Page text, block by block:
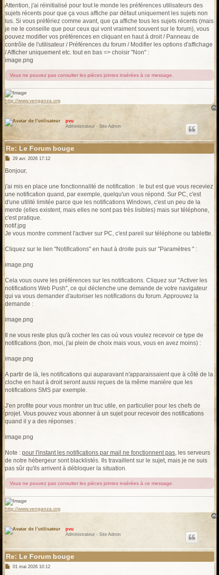
s
s
a
g
e
Attention, j'ai réinitialisé pour tout le monde les préférences utilisateurs des
sujets récents pour que ça vous affiche par défaut uniquement les sujets non
lus. Si vous préfériez comme avant, que ça affiche tous les sujets récents (mais
je ne le conseille que pour ceux qui vont vraiment souvent sur le forum), vous
pouvez modifier vos préférences en cliquant en haut à droit / Panneau de
contrôle de l'utilisateur / Préférences du forum / Modifier les options d'affichage
/ Afficher uniquement etc. tout en bas => choisir "Non" :
image.png
Vous ne pouvez pas consulter les pièces jointes insérées à ce message.
http://www.venganza.org
pvu
Administrateur - Site Admin
Re: Le Forum bouge
M
s
s
g
e
29 avr. 2026 17:12
Bonjour,
j'ai mis en place une fonctionnalité de notification : le but est que vous receviez
une notification quand, par exemple, quelqu'un vous répond. Sur PC, c'est
d'une utilité limitée parce que les notifications Windows, c'est un peu de la
merde (elles existent, mais elles ne sont pas très lisibles) mais sur téléphone,
c'est pratique.
notif.jpg
Je vous montre comment l'activer sur PC, c'est pareil sur téléphone ou tablette.
Cliquez sur le lien "Notifications" en haut à droite puis sur "Paramètres " :
image.png
Cela vous ouvre les préférences sur les notifications. Cliquez sur "Activer les
notifications Web Push", ce qui déclenche une demande de votre navigateur
qui va vous demander d'autoriser les notifications du forum. Approuvez la
demande :
image.png
Il ne vous reste plus qu'à cocher les cas où vous voulez recevoir ce type de
notifications (bon, moi, j'ai plein de choix mais vous, vous en avez moins) :
image.png
A partir de là, les notifications qui auparavant n'apparaissaient que à côté de la
cloche en haut à droit seront aussi reçues de la même manière que les
notifications SMS par exemple.
J'en profite pour vous montrer un truc utile, en particulier pour les chefs de
projet. Vous pouvez vous abonner à un sujet pour recevoir des notifications
quand il y a des réponses :
image.png
Note : pour l'instant les notifications par mail ne fonctionnent pas, les serveurs
de notre hébergeur sont blacklistés. Ils travaillent sur le sujet, mais je ne suis
pas sûr qu'ils arrivent à débloquer la situation.
Vous ne pouvez pas consulter les pièces jointes insérées à ce message.
http://www.venganza.org
pvu
Administrateur - Site Admin
Re: Le Forum bouge
M01 mai 2026 10:12